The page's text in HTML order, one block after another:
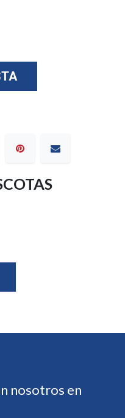
nosotros en